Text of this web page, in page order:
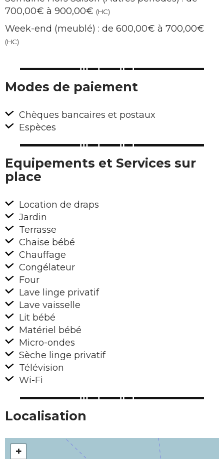
700,00€ à 900,00€ (HC)
Week-end (meublé) : de 600,00€ à 700,00€
(HC)
Modes de paiement
Chèques bancaires et postaux
Espèces
Equipements et Services sur
place
Location de draps
Jardin
Terrasse
Chaise bébé
Chauffage
Congélateur
Four
Lave linge privatif
Lave vaisselle
Lit bébé
Matériel bébé
Micro-ondes
Sèche linge privatif
Télévision
Wi-Fi
Localisation
+